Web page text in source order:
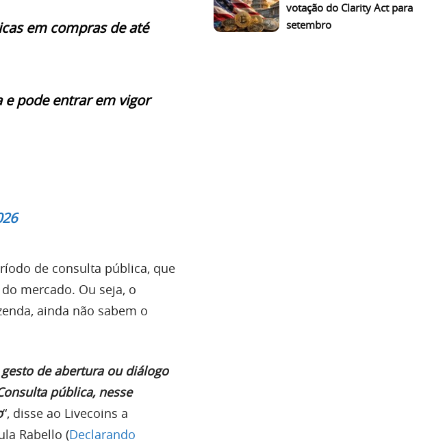
em compras de até
e pode entrar em vigor
de consulta pública, que
mercado. Ou seja, o
ainda não sabem o
de abertura ou diálogo
pública, nesse
“, disse ao Livecoins a
Rabello (Declarando
votação do Clarity Act para
setembro